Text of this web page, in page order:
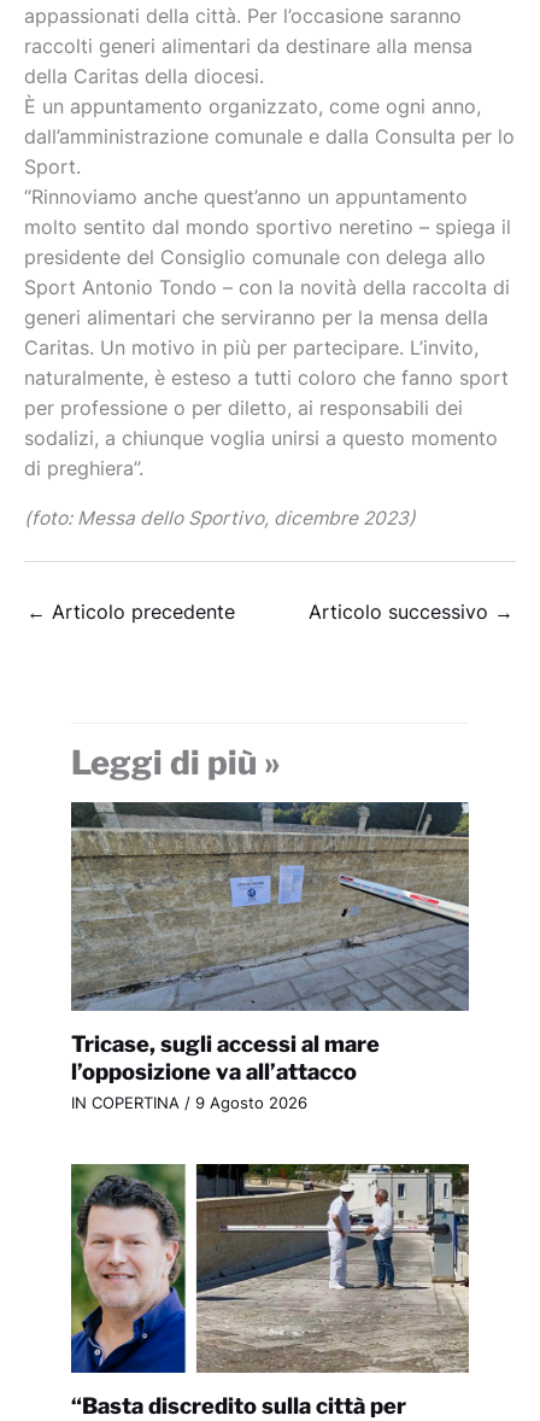
appassionati della città. Per l’occasione saranno
raccolti generi alimentari da destinare alla mensa
della Caritas della diocesi.
È un appuntamento organizzato, come ogni anno,
dall’amministrazione comunale e dalla Consulta per lo
Sport.
“Rinnoviamo anche quest’anno un appuntamento
molto sentito dal mondo sportivo neretino – spiega il
presidente del Consiglio comunale con delega allo
Sport Antonio Tondo – con la novità della raccolta di
generi alimentari che serviranno per la mensa della
Caritas. Un motivo in più per partecipare. L’invito,
naturalmente, è esteso a tutti coloro che fanno sport
per professione o per diletto, ai responsabili dei
sodalizi, a chiunque voglia unirsi a questo momento
di preghiera”.
(foto: Messa dello Sportivo, dicembre 2023)
← Articolo precedente Articolo successivo →
Leggi di più »
Tricase, sugli accessi al mare
l’opposizione va all’attacco
IN COPERTINA/ 9 Agosto 2026
“Basta discredito sulla città per